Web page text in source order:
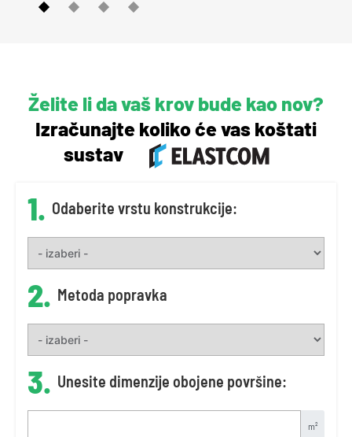
Želite li da vaš krov bude kao nov?
Izračunajte koliko će vas koštati
sustav
1. Odaberite vrstu konstrukcije:
2. Metoda popravka
3. Unesite dimenzije obojene površine:
m²